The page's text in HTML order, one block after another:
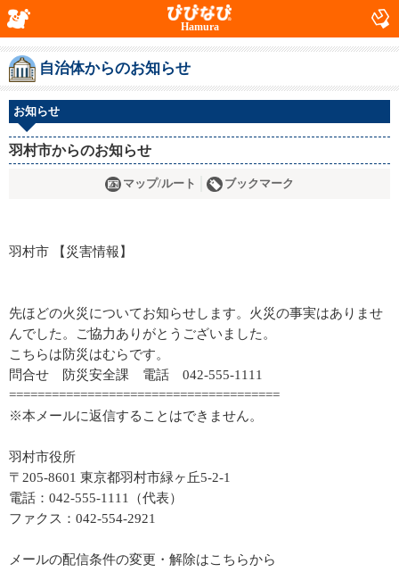
Hamura
自治体からのお知らせ
お知らせ
羽村市からのお知らせ
マップ/ルート ブックマーク
羽村市 【災害情報】
先ほどの火災についてお知らせします。火災の事実はありませ
んでした。ご協力ありがとうございました。
こちらは防災はむらです。
問合せ 防災安全課 電話 042-555-1111
======================================
※本メールに返信することはできません。
羽村市役所
〒205-8601 東京都羽村市緑ヶ丘5-2-1
電話：042-555-1111（代表）
ファクス：042-554-2921
メールの配信条件の変更・解除はこちらから